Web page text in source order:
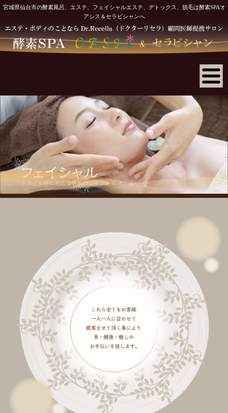
宮城県仙台市の酵素風呂、エステ、フェイシャルエステ、デトックス、脱毛は酵素SPAオ
アシス＆セラビシャンへ